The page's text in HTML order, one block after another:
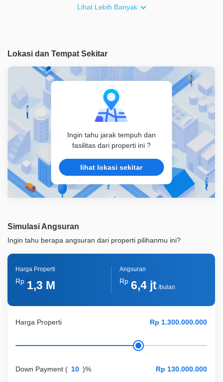
Lihat Lebih Banyak
Lokasi dan Tempat Sekitar
Ingin tahu jarak tempuh dan
fasilitas dari properti ini ?
lihat lokasi sekitar
Simulasi Angsuran
Ingin tahu berapa angsuran dari properti pilihanmu ini?
Harga Properti
Down Payment ( )%
Harga Properti
Rp 1,3 M
Angsuran
Rp 6,4 jt/bulan